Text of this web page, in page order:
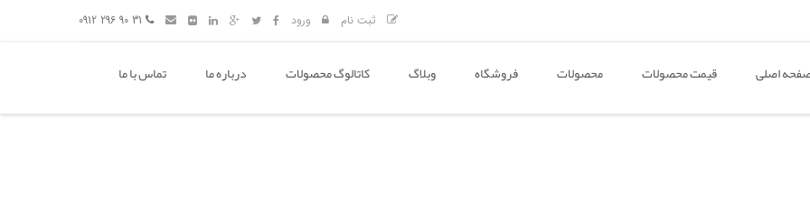
ثبت نام ورود
اصلی قیمت محصولات محصولات فروشگاه وبلاگ کاتالوگ محصولات درباره ما تماس با ما